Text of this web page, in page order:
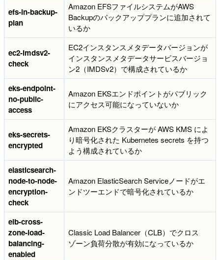
efs-in-backup-
plan
Amazon EFSファイルシステムがAWS
Backupのバックアッププランに追加されて
いるか
ec2-imdsv2-
check
EC2インスタンスメタデータバージョンが
インスタンスメタデータサービスバージョ
ン2（IMDSv2）で構成されているか
eks-endpoint-
no-public-
access
Amazon EKSエンドポイントがパブリック
にアクセス可能になっていないか
eks-secrets-
encrypted
Amazon EKSクラスターが AWS KMS によ
り暗号化された Kubernetes secrets を持つ
よう構成されているか
elasticsearch-
node-to-node-
encryption-
check
Amazon ElasticSearch Serviceノードがエ
ンドツーエンドで暗号化されているか
elb-cross-
zone-load-
balancing-
enabled
Classic Load Balancer（CLB）でクロス
ゾーン負荷分散が有効になっているか